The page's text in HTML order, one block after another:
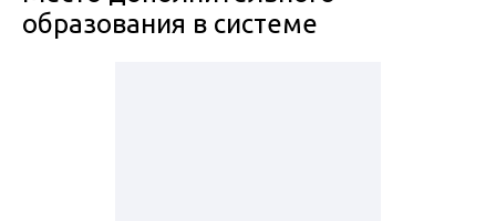
образования в системе